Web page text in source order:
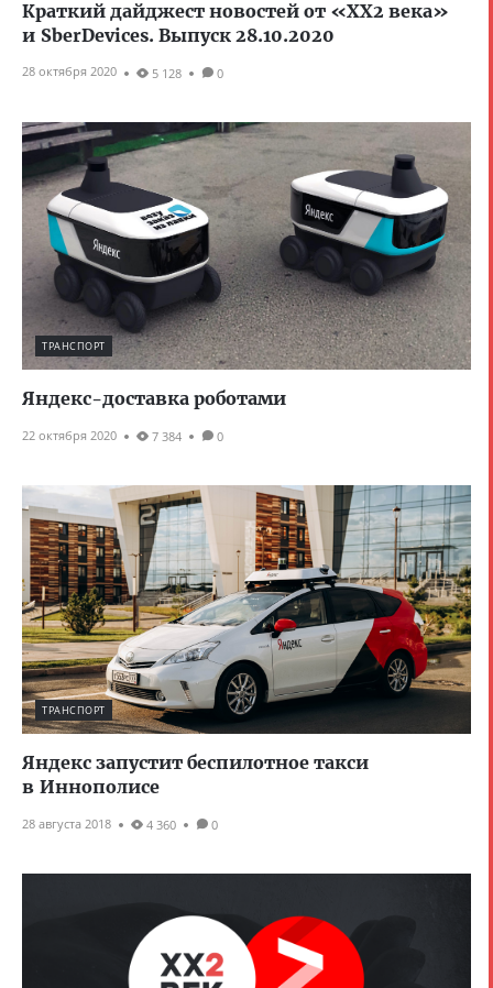
Краткий дайджест новостей от ‎‎‎«XX2 века»
и SberDevices. Выпуск 28.10.2020
28 октября 2020 5 128 0
ТРАНСПОРТ
Яндекс-доставка роботами
22 октября 2020 7 384 0
ТРАНСПОРТ
Яндекс запустит беспилотное такси
в Иннополисе
28 августа 2018 4 360 0